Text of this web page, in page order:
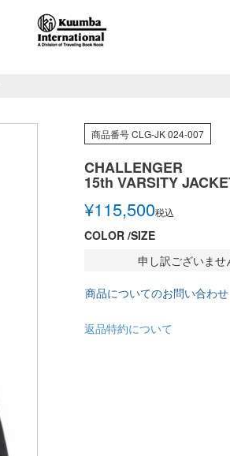
商品番号CLG-JK 024-007
CHALLENGER
15th VARSITY
¥115,500税込
COLOR SIZE
申し訳ございませ
商品についてのお問い合わせ
返品特約について